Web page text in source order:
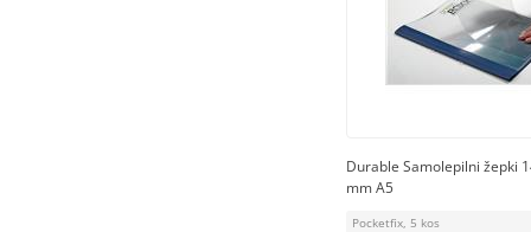
Durable Samolepilni žepki
mm A5
Pocketfix, 5 kos